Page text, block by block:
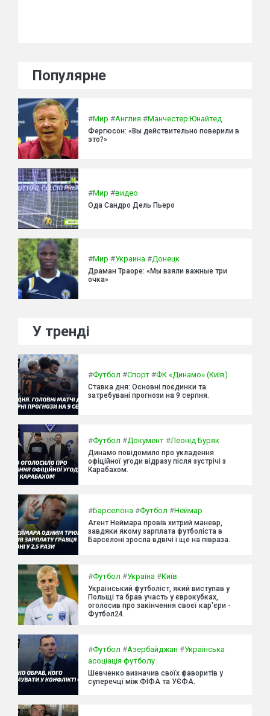
Популярне
#Мир #Англия #Манчестер Юнайтед
Фергюсон: «Вы действительно поверили в
это?»
#Мир #видео
Ода Сандро Дель Пьеро
#Мир #Украина #Донецк
Драман Траоре: «Мы взяли важные три
очка»
У тренді
#Футбол #Спорт #ФК «Динамо» (Київ)
Ставка дня: Основні поєдинки та
затребувані прогнози на 9 серпня.
#Футбол #Документ #Леонід Буряк
Динамо повідомило про укладення
офіційної угоди відразу після зустрічі з
Карабахом.
#Барселона #Футбол #Неймар
Агент Неймара провів хитрий маневр,
завдяки якому зарплата футболіста в
Барселоні зросла вдвічі і ще на півраза.
#Футбол #Україна #Київ
Український футболіст, який виступав у
Польщі та брав участь у єврокубках,
оголосив про закінчення своєї кар'єри -
Футбол24.
#Футбол #Азербайджан #Українська
асоціація футболу
Шевченко визначив своїх фаворитів у
суперечці між ФІФА та УЄФА.